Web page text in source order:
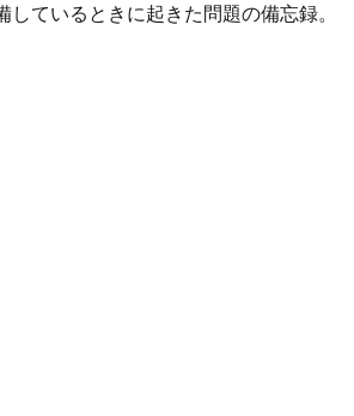
ているときに起きた問題の備忘録。